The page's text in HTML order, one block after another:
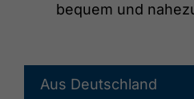
bequem und
Aus Deutschland